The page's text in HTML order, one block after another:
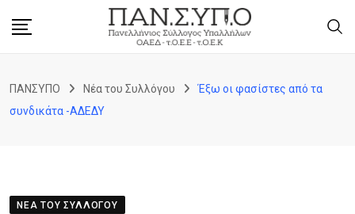
ΠΑΝΣΥΠΟ Νέα του Συλλόγου
Έξω οι φασίστες από τα
συνδικάτα -ΑΔΕΔΥ
ΝΈΑ ΤΟΥ ΣΥΛΛΌΓΟΥ